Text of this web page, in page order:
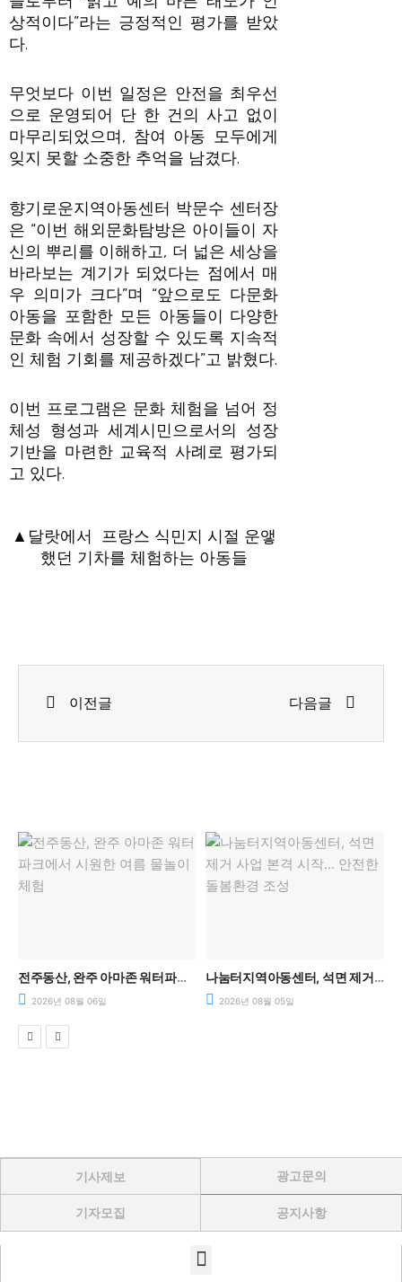
상적이다”라는 긍정적인 평가를 받았
다.
무엇보다 이번 일정은 안전을 최우선
으로 운영되어 단 한 건의 사고 없이
마무리되었으며, 참여 아동 모두에게
잊지 못할 소중한 추억을 남겼다.
향기로운지역아동센터 박문수 센터장
은 “이번 해외문화탐방은 아이들이 자
신의 뿌리를 이해하고, 더 넓은 세상을
바라보는 계기가 되었다는 점에서 매
우 의미가 크다”며 “앞으로도 다문화
아동을 포함한 모든 아동들이 다양한
문화 속에서 성장할 수 있도록 지속적
인 체험 기회를 제공하겠다”고 밝혔다.
이번 프로그램은 문화 체험을 넘어 정
체성 형성과 세계시민으로서의 성장
기반을 마련한 교육적 사례로 평가되
고 있다.
▲달랏에서 프랑스 식민지 시절 운앻
했던 기차를 체험하는 아동들
이전글 다음글
전주동산, 완주 아마존 워터파크에서 시원한 여름 물놀이 체험
2026년 08월 06일
나눔터지역아동센터, 석면 제거 사업 본격 시작… 안전한 돌봄환경 조성
2026년 08월 05일
기사제보 광고문의
기자모집 공지사항